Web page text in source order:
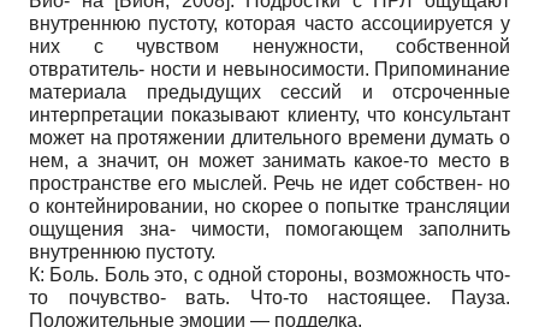
внутреннюю пустоту, которая часто ассоциируется у
них с чувством ненужности, собственной
отвратитель- ности и невыносимости. Припоминание
материала предыдущих сессий и отсроченные
интерпретации показывают клиенту, что консультант
может на протяжении длительного времени думать о
нем, а значит, он может занимать какое-то место в
пространстве его мыслей. Речь не идет собствен- но
о контейнировании, но скорее о попытке трансляции
ощущения зна- чимости, помогающем заполнить
внутреннюю пустоту.
К: Боль. Боль это, с одной стороны, возможность что-
то почувство- вать. Что-то настоящее. Пауза.
Положительные эмоции — подделка.